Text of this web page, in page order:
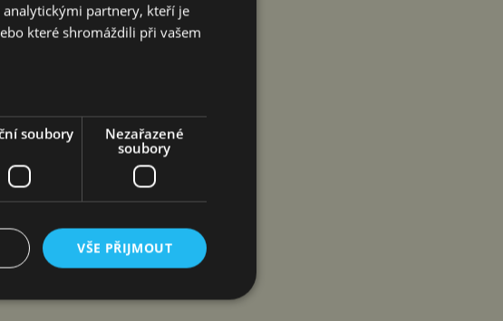
partnery, kteří je
které shromáždili při vašem
soubory
Nezařazené
soubory
VŠE PŘIJMOUT